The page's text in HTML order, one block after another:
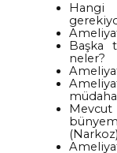
Başka
neler?